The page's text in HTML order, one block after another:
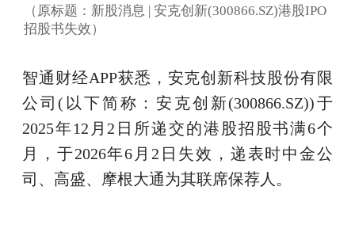
（原标题：新股消息 | 安克创新(300866.SZ)港股IPO
招股书失效）
智通财经APP获悉，安克创新科技股份有限
公司(以下简称：安克创新(300866.SZ))于
2025年12月2日所递交的港股招股书满6个
月，于2026年6月2日失效，递表时中金公
司、高盛、摩根大通为其联席保荐人。